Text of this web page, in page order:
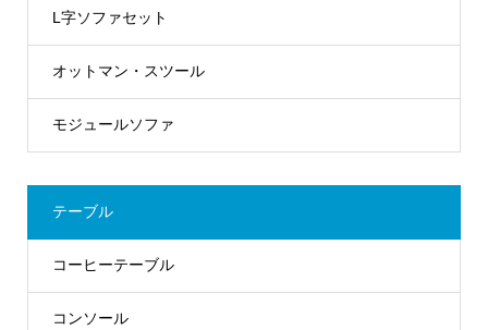
L字ソファセット
オットマン・スツール
モジュールソファ
テーブル
コーヒーテーブル
コンソール